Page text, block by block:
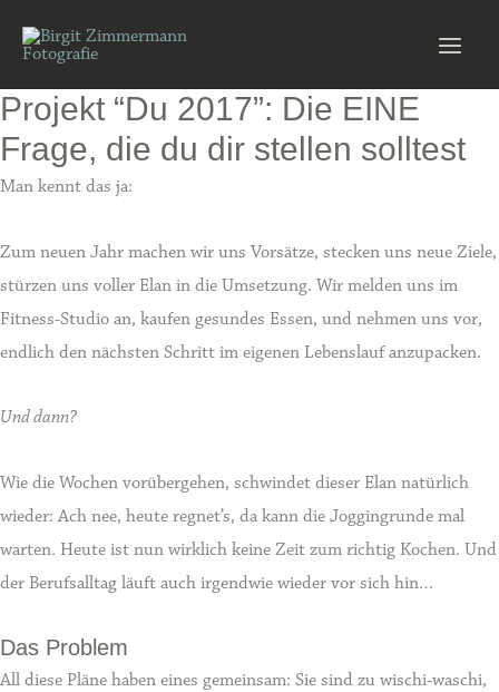
Inhalt
Projekt “Du 2017”: Die EINE
Frage, die du dir stellen solltest
Man kennt das ja:
Zum neuen Jahr machen wir uns Vorsätze, stecken uns neue Ziele,
stürzen uns voller Elan in die Umsetzung. Wir melden uns im
Fitness-Studio an, kaufen gesundes Essen, und nehmen uns vor,
endlich den nächsten Schritt im eigenen Lebenslauf anzupacken.
Und dann?
Wie die Wochen vorübergehen, schwindet dieser Elan natürlich
wieder: Ach nee, heute regnet’s, da kann die Joggingrunde mal
warten. Heute ist nun wirklich keine Zeit zum richtig Kochen. Und
der Berufsalltag läuft auch irgendwie wieder vor sich hin…
Das Problem
All diese Pläne haben eines gemeinsam: Sie sind zu wischi-waschi,